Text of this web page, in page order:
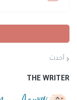
أحدث
THE WRITER